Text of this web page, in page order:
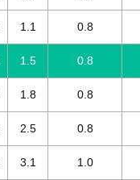
1.1 0.8
1.5 0.8
1.8 0.8
2.5 0.8
3.1 1.0